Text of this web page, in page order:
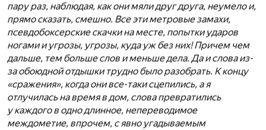
пару раз, наблюдая, как они мяли друг друга, неумело и,
прямо сказать, смешно. Все эти метровые замахи,
псевдобоксерские скачки на месте, попытки ударов
ногами и угрозы, угрозы, куда уж без них! Причем чем
дальше, тем больше слов и меньше дела. Да и слова из-
за обоюдной отдышки трудно было разобрать. К концу
«сражения», когда они все-таки сцепились, а я
отлучилась на время в дом, слова превратились
у каждого в одно длинное, непереводимое
междометие, впрочем, с явно угадываемым